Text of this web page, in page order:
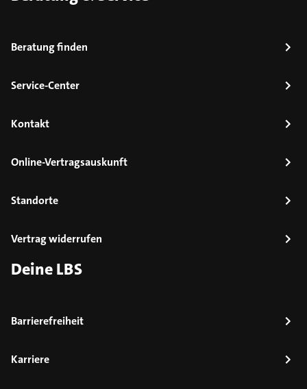
Beratung finden
Service-Center
Kontakt
Online-Vertragsauskunft
Standorte
Vertrag widerrufen
Deine LBS
Barrierefreiheit
Karriere